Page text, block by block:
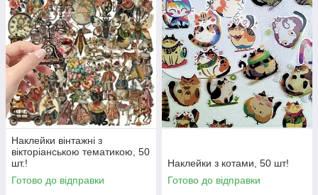
Наклейки вінтажні з
вікторіанською тематикою, 50
шт.!
Готово до відправки
Наклейки з котами, 50 шт!
Готово до відправки